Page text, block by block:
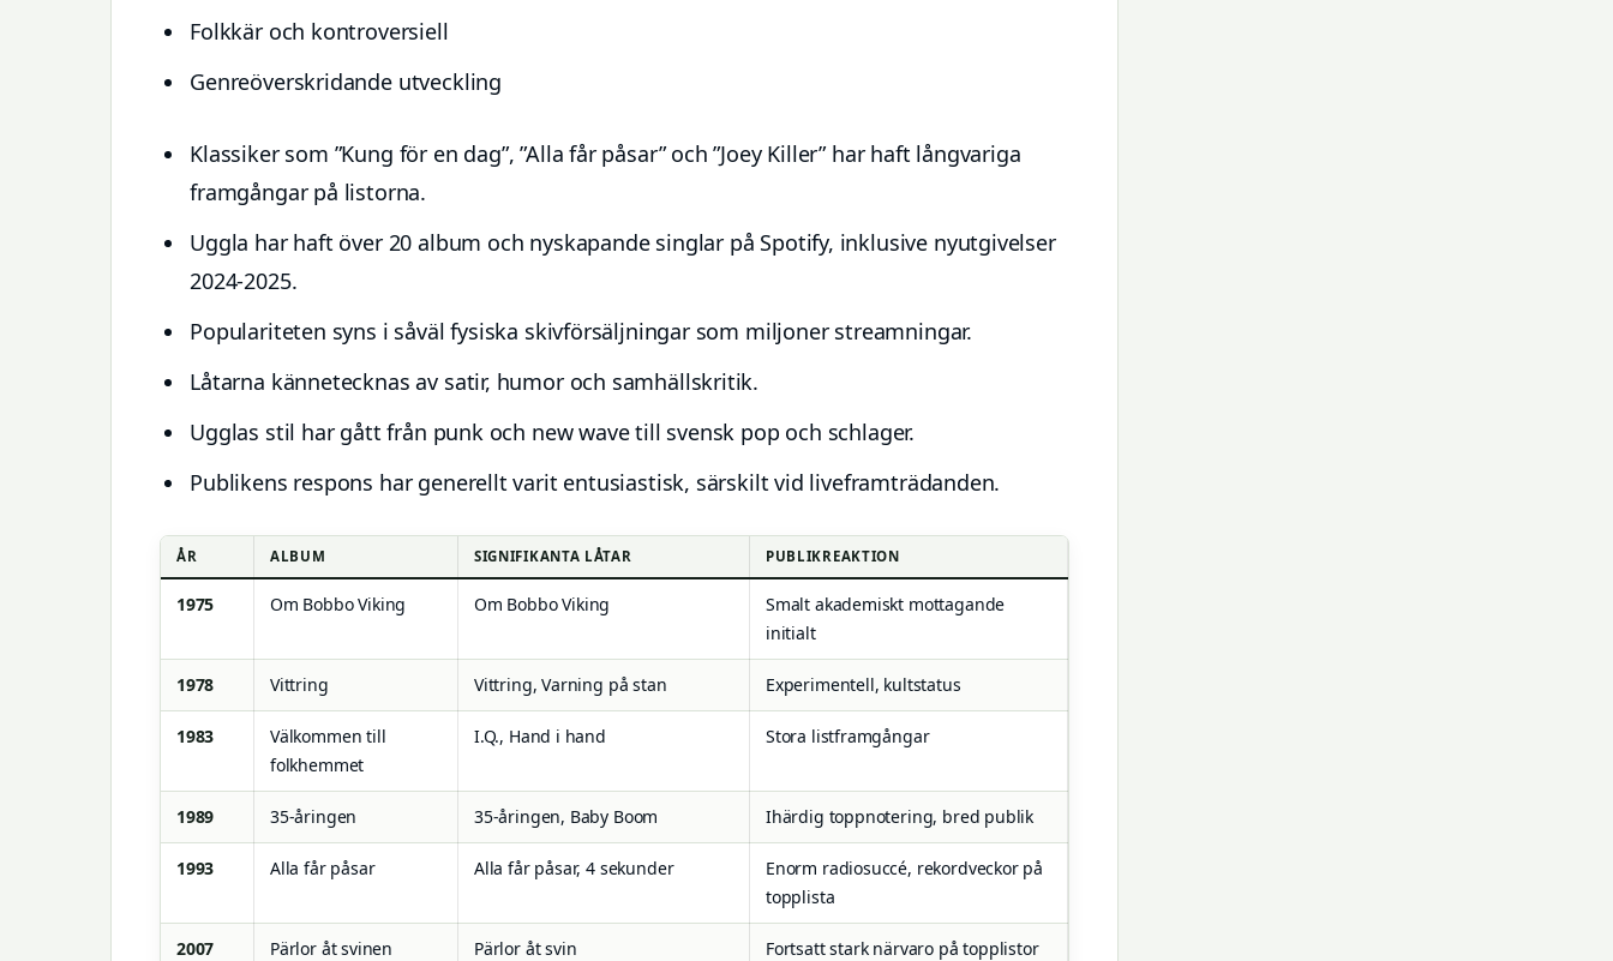
Folkkär och kontroversiell
Genreöverskridande utveckling
Klassiker som ”Kung för en dag”, ”Alla får påsar” och ”Joey Killer” har haft långvariga
framgångar på listorna.
Uggla har haft över 20 album och nyskapande singlar på Spotify, inklusive nyutgivelser
2024-2025.
Populariteten syns i såväl fysiska skivförsäljningar som miljoner streamningar.
Låtarna kännetecknas av satir, humor och samhällskritik.
Ugglas stil har gått från punk och new wave till svensk pop och schlager.
Publikens respons har generellt varit entusiastisk, särskilt vid liveframträdanden.
ÅR ALBUM SIGNIFIKANTA LÅTAR PUBLIKREAKTION
1975 Om Bobbo Viking Om Bobbo Viking
Smalt akademiskt mottagande
initialt
1978 Vittring Vittring, Varning på stan Experimentell, kultstatus
1983
Välkommen till
folkhemmet
I.Q., Hand i hand Stora listframgångar
1989 35-åringen 35-åringen, Baby Boom Ihärdig toppnotering, bred publik
1993 Alla får påsar Alla får påsar, 4 sekunder
Enorm radiosuccé, rekordveckor på
topplista
2007 Pärlor åt svinen Pärlor åt svin Fortsatt stark närvaro på topplistor